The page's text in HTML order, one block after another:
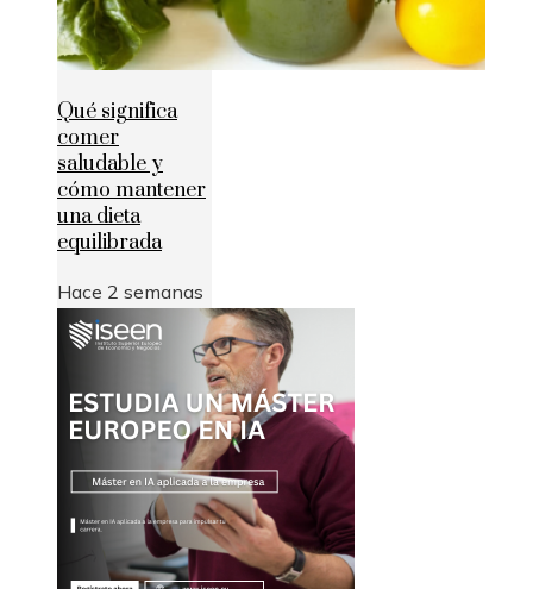
Qué significa
comer
saludable y
cómo mantener
una dieta
equilibrada
Hace 2 semanas